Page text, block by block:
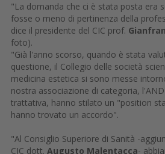
"La domanda che ci è stata posta era
fosse o meno di pertinenza della
dice il presidente del CIC prof.
foto).
"Già l'anno scorso, quando è stata
questione, il Collegio delle società
medicina estetica si sono messe
nostra associazione di categoria,
trattativa, hanno stilato un "position
hanno trovato un accordo".
"Al Consiglio Superiore di Sanità -
CIC dott. Augusto Malentacca-